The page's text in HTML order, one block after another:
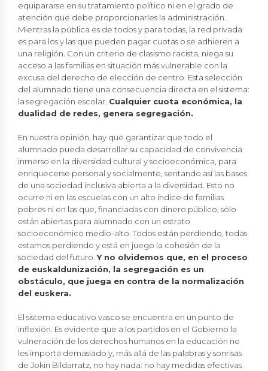
equipararse en su tratamiento político ni en el grado de
atención que debe proporcionarles la administración.
Mientras la pública es de todos y para todas, la red privada
es para los y las que pueden pagar cuotas o se adhieren a
una religión. Con un criterio de clasismo racista, niega su
acceso a las familias en situación más vulnerable con la
excusa del derecho de elección de centro. Esta selección
del alumnado tiene una consecuencia directa en el sistema:
la segregación escolar. Cualquier cuota económica, la
dualidad de redes, genera segregación.
En nuestra opinión, hay que garantizar que todo el
alumnado pueda desarrollar su capacidad de convivencia
inmerso en la diversidad cultural y socioeconómica, para
enriquecerse personal y socialmente, sentando así las bases
de una sociedad inclusiva abierta a la diversidad. Esto no
ocurre ni en las escuelas con un alto índice de familias
pobres ni en las que, financiadas con dinero público, sólo
están abiertas para alumnado con un estrato
socioeconómico medio-alto. Todos están perdiendo, todas
estamos perdiendo y está en juego la cohesión de la
sociedad del futuro.Y no olvidemos que, en el proceso
de euskaldunización, la segregación es un
obstáculo, que juega en contra de la normalización
del euskera.
El sistema educativo vasco se encuentra en un punto de
inflexión. Es evidente que a los partidos en el Gobierno la
vulneración de los derechos humanos en la educación no
les importa demasiado y, más allá de las palabras y sonrisas
de Jokin Bildarratz, no hay nada: no hay medidas efectivas